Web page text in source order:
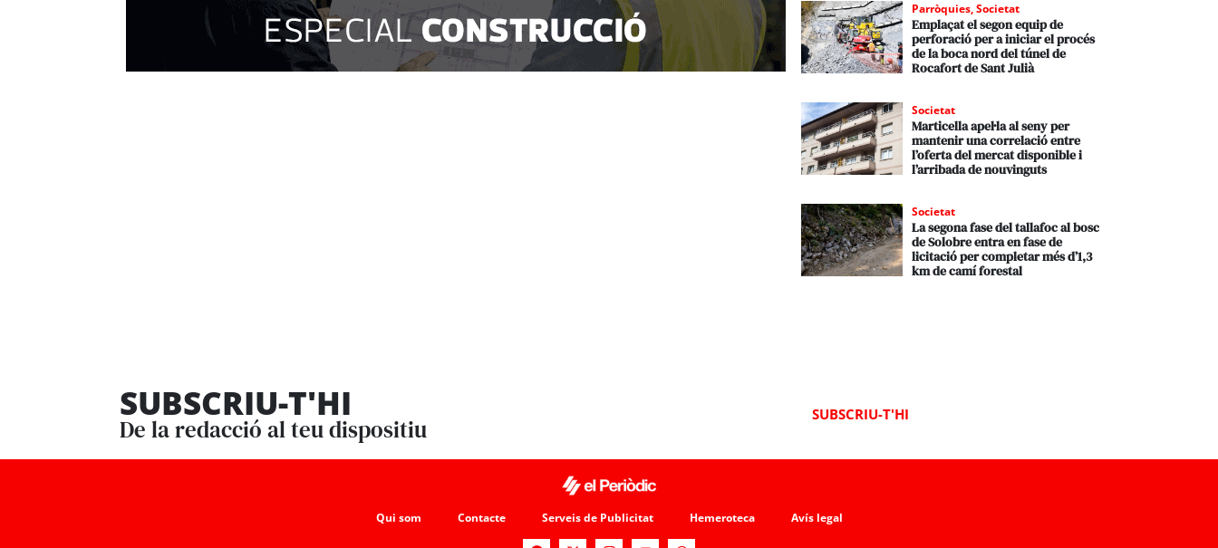
Parròquies,Societat
Emplaçat el segon equip de
perforació per a iniciar el procés
de la boca nord del túnel de
Rocafort de Sant Julià
Societat
Marticella apel·la al seny per
mantenir una correlació entre
l’oferta del mercat disponible i
l’arribada de nouvinguts
Societat
La segona fase del tallafoc al bosc
de Solobre entra en fase de
licitació per completar més d’1,3
km de camí forestal
SUBSCRIU-T'HI
De la redacció al teu dispositiu
SUBSCRIU-T'HI
Qui som Contacte Serveis de Publicitat Hemeroteca Avís legal